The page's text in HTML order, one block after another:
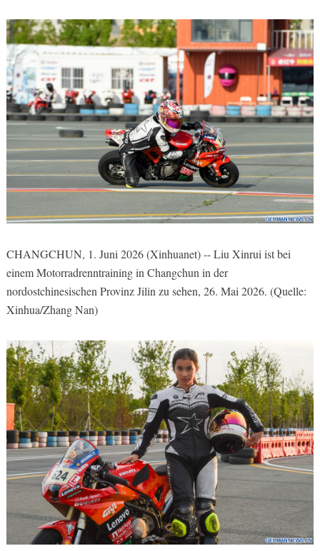
CHANGCHUN, 1. Juni 2026 (Xinhuanet) -- Liu Xinrui ist bei
einem Motorradrenntraining in Changchun in der
nordostchinesischen Provinz Jilin zu sehen, 26. Mai 2026. (Quelle:
Xinhua/Zhang Nan)